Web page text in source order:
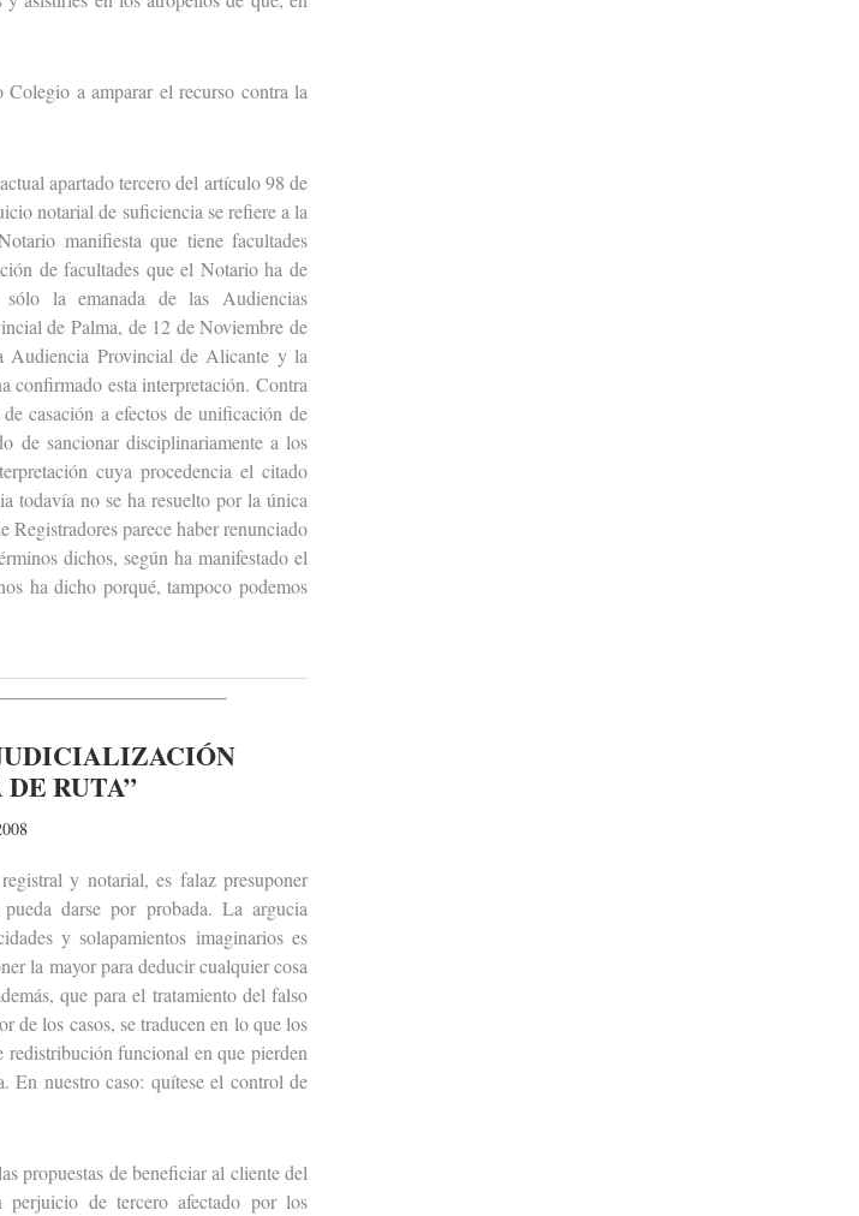
a amparar el recurso contra la
apartado tercero del artículo 98 de
notarial de suficiencia se refiere a la
manifiesta que tiene facultades
de facultades que el Notario ha de
la emanada de las Audiencias
de Palma, de 12 de Noviembre de
Provincial de Alicante y la
confirmado esta interpretación. Contra
casación a efectos de unificación de
de sancionar disciplinariamente a los
cuya procedencia el citado
todavía no se ha resuelto por la única
Registradores parece haber renunciado
dichos, según ha manifestado el
ha dicho porqué, tampoco podemos
RUTA”
y notarial, es falaz presuponer
darse por probada. La argucia
y solapamientos imaginarios es
la mayor para deducir cualquier cosa
que para el tratamiento del falso
de los casos, se traducen en lo que los
redistribución funcional en que pierden
En nuestro caso: quítese el control de
propuestas de beneficiar al cliente del
perjuicio de tercero afectado por los